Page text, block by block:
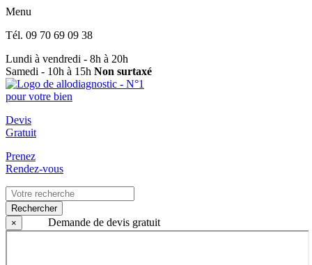
Menu
Tél. 09 70 69 09 38
Lundi à vendredi - 8h à 20h
Samedi - 10h à 15h Non surtaxé
Devis
Gratuit
Prenez
Rendez-vous
Rechercher
×
Demande de devis gratuit